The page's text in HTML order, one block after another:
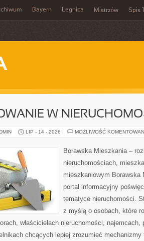
Bayern Legnica Mistrzów Spis
W
LIP - 14 - 2026 MOŻLIWOŚĆ
Borawska Mieszkania –
nieruchomościach,
mieszkaniowym Borawska
portal informacyjny
tematyce nieruchomości.
z myślą o osobach, które
właścicielach nieruchomości, najemcach,
chcących lepiej zrozumieć mechanizmy